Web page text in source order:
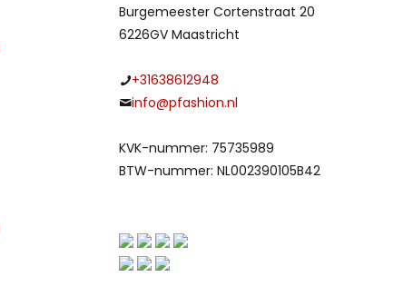
Burgemeester Cortenstraat 20
6226GV Maastricht
+31638612948
info@pfashion.nl
KVK-nummer: 75735989
BTW-nummer: NL002390105B42